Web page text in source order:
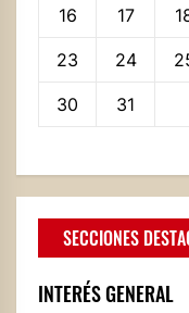
16 17
23 24
30
31
SECCIONES
INTERÉS GENERAL